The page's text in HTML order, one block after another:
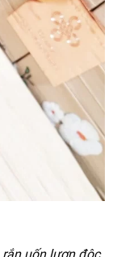
uốn lượn độc